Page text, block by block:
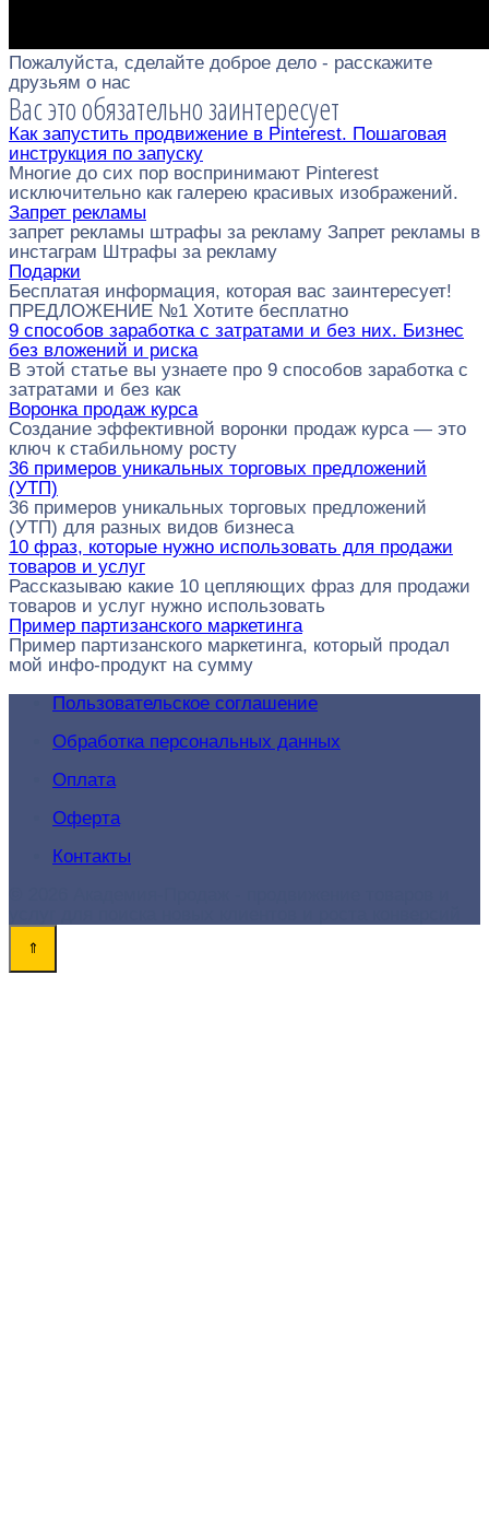
Пожалуйста, сделайте доброе дело - расскажите
друзьям о нас
Вас это обязательно заинтересует
Как запустить продвижение в Pinterest. Пошаговая
инструкция по запуску
Многие до сих пор воспринимают Pinterest
исключительно как галерею красивых изображений.
Запрет рекламы
запрет рекламы штрафы за рекламу Запрет рекламы в
инстаграм Штрафы за рекламу
Подарки
Бесплатая информация, которая вас заинтересует!
ПРЕДЛОЖЕНИЕ №1 Хотите бесплатно
9 способов заработка с затратами и без них. Бизнес
без вложений и риска
В этой статье вы узнаете про 9 способов заработка с
затратами и без как
Воронка продаж курса
Создание эффективной воронки продаж курса — это
ключ к стабильному росту
36 примеров уникальных торговых предложений
(УТП)
36 примеров уникальных торговых предложений
(УТП) для разных видов бизнеса
10 фраз, которые нужно использовать для продажи
товаров и услуг
Рассказываю какие 10 цепляющих фраз для продажи
товаров и услуг нужно использовать
Пример партизанского маркетинга
Пример партизанского маркетинга, который продал
мой инфо-продукт на сумму
Пользовательское соглашение
Обработка персональных данных
Оплата
Оферта
Контакты